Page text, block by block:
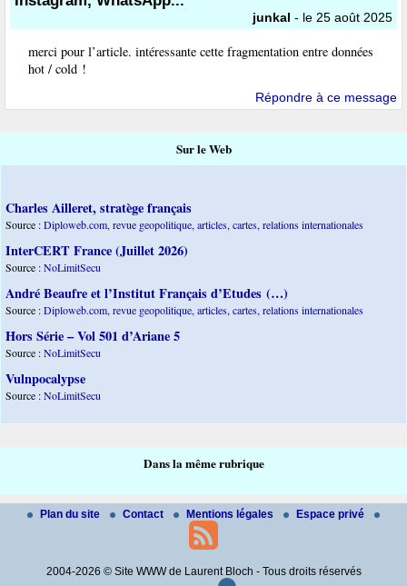
junkal - le 25 août 2025
merci pour l’article. intéressante cette fragmentation entre données
hot / cold !
Répondre à ce message
Sur le Web
Charles Ailleret, stratège français
Source :Diploweb.com, revue geopolitique, articles, cartes, relations internationales
InterCERT France (Juillet 2026)
Source :NoLimitSecu
André Beaufre et l’Institut Français d’Etudes (…)
Source :Diploweb.com, revue geopolitique, articles, cartes, relations internationales
Hors Série – Vol 501 d’Ariane 5
Source :NoLimitSecu
Vulnpocalypse
Source :NoLimitSecu
Dans la même rubrique
Plan du site Contact Mentions légales Espace privé
2004-2026 © Site WWW de Laurent Bloch - Tous droits réservés